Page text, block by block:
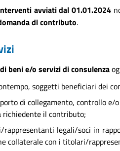
avviati dal 01.01.2024
di contributo.
beni e/o servizi di consulenza
soggetti beneficiari dei
di collegamento, controllo
richiedente il contributo;
legali/soci in
collaterale con i titolari/